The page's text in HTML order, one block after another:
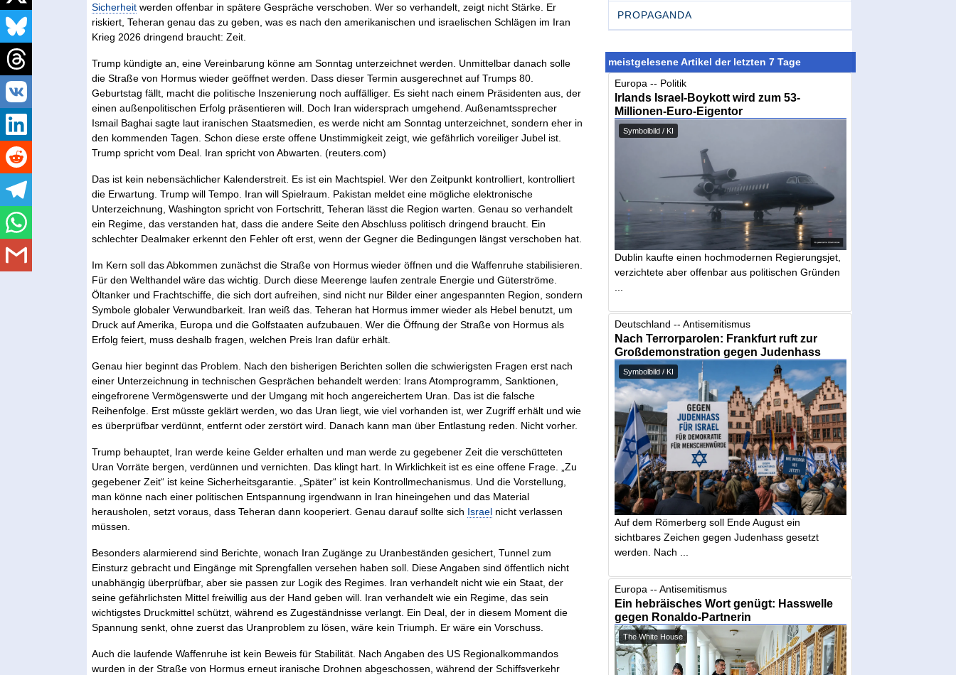
Sicherheit werden offenbar in spätere Gespräche verschoben. Wer so verhandelt, zeigt nicht Stärke. Er
riskiert, Teheran genau das zu geben, was es nach den amerikanischen und israelischen Schlägen im Iran
Krieg 2026 dringend braucht: Zeit.
Trump kündigte an, eine Vereinbarung könne am Sonntag unterzeichnet werden. Unmittelbar danach solle
die Straße von Hormus wieder geöffnet werden. Dass dieser Termin ausgerechnet auf Trumps 80.
Geburtstag fällt, macht die politische Inszenierung noch auffälliger. Es sieht nach einem Präsidenten aus, der
einen außenpolitischen Erfolg präsentieren will. Doch Iran widersprach umgehend. Außenamtssprecher
Ismail Baghai sagte laut iranischen Staatsmedien, es werde nicht am Sonntag unterzeichnet, sondern eher in
den kommenden Tagen. Schon diese erste offene Unstimmigkeit zeigt, wie gefährlich voreiliger Jubel ist.
Trump spricht vom Deal. Iran spricht von Abwarten. (reuters.com)
Das ist kein nebensächlicher Kalenderstreit. Es ist ein Machtspiel. Wer den Zeitpunkt kontrolliert, kontrolliert
die Erwartung. Trump will Tempo. Iran will Spielraum. Pakistan meldet eine mögliche elektronische
Unterzeichnung, Washington spricht von Fortschritt, Teheran lässt die Region warten. Genau so verhandelt
ein Regime, das verstanden hat, dass die andere Seite den Abschluss politisch dringend braucht. Ein
schlechter Dealmaker erkennt den Fehler oft erst, wenn der Gegner die Bedingungen längst verschoben hat.
Im Kern soll das Abkommen zunächst die Straße von Hormus wieder öffnen und die Waffenruhe stabilisieren.
Für den Welthandel wäre das wichtig. Durch diese Meerenge laufen zentrale Energie und Güterströme.
Öltanker und Frachtschiffe, die sich dort aufreihen, sind nicht nur Bilder einer angespannten Region, sondern
Symbole globaler Verwundbarkeit. Iran weiß das. Teheran hat Hormus immer wieder als Hebel benutzt, um
Druck auf Amerika, Europa und die Golfstaaten aufzubauen. Wer die Öffnung der Straße von Hormus als
Erfolg feiert, muss deshalb fragen, welchen Preis Iran dafür erhält.
Genau hier beginnt das Problem. Nach den bisherigen Berichten sollen die schwierigsten Fragen erst nach
einer Unterzeichnung in technischen Gesprächen behandelt werden: Irans Atomprogramm, Sanktionen,
eingefrorene Vermögenswerte und der Umgang mit hoch angereichertem Uran. Das ist die falsche
Reihenfolge. Erst müsste geklärt werden, wo das Uran liegt, wie viel vorhanden ist, wer Zugriff erhält und wie
es überprüfbar verdünnt, entfernt oder zerstört wird. Danach kann man über Entlastung reden. Nicht vorher.
Trump behauptet, Iran werde keine Gelder erhalten und man werde zu gegebener Zeit die verschütteten
Uran Vorräte bergen, verdünnen und vernichten. Das klingt hart. In Wirklichkeit ist es eine offene Frage. „Zu
gegebener Zeit“ ist keine Sicherheitsgarantie. „Später“ ist kein Kontrollmechanismus. Und die Vorstellung,
man könne nach einer politischen Entspannung irgendwann in Iran hineingehen und das Material
herausholen, setzt voraus, dass Teheran dann kooperiert. Genau darauf sollte sich Israel nicht verlassen
müssen.
Besonders alarmierend sind Berichte, wonach Iran Zugänge zu Uranbeständen gesichert, Tunnel zum
Einsturz gebracht und Eingänge mit Sprengfallen versehen haben soll. Diese Angaben sind öffentlich nicht
unabhängig überprüfbar, aber sie passen zur Logik des Regimes. Iran verhandelt nicht wie ein Staat, der
seine gefährlichsten Mittel freiwillig aus der Hand geben will. Iran verhandelt wie ein Regime, das sein
wichtigstes Druckmittel schützt, während es Zugeständnisse verlangt. Ein Deal, der in diesem Moment die
Spannung senkt, ohne zuerst das Uranproblem zu lösen, wäre kein Triumph. Er wäre ein Vorschuss.
Auch die laufende Waffenruhe ist kein Beweis für Stabilität. Nach Angaben des US Regionalkommandos
wurden in der Straße von Hormus erneut iranische Drohnen abgeschossen, während der Schiffsverkehr
PROPAGANDA
meistgelesene Artikel der letzten 7 Tage
Europa -- Politik
Irlands Israel-Boykott wird zum 53-
Millionen-Euro-Eigentor
Symbolbild / KI
Dublin kaufte einen hochmodernen Regierungsjet,
verzichtete aber offenbar aus politischen Gründen
Deutschland -- Antisemitismus
Nach Terrorparolen: Frankfurt ruft zur
Großdemonstration gegen Judenhass
Symbolbild / KI
Auf dem Römerberg soll Ende August ein
sichtbares Zeichen gegen Judenhass gesetzt
werden. Nach ...
Europa -- Antisemitismus
Ein hebräisches Wort genügt: Hasswelle
gegen Ronaldo-Partnerin
The White House